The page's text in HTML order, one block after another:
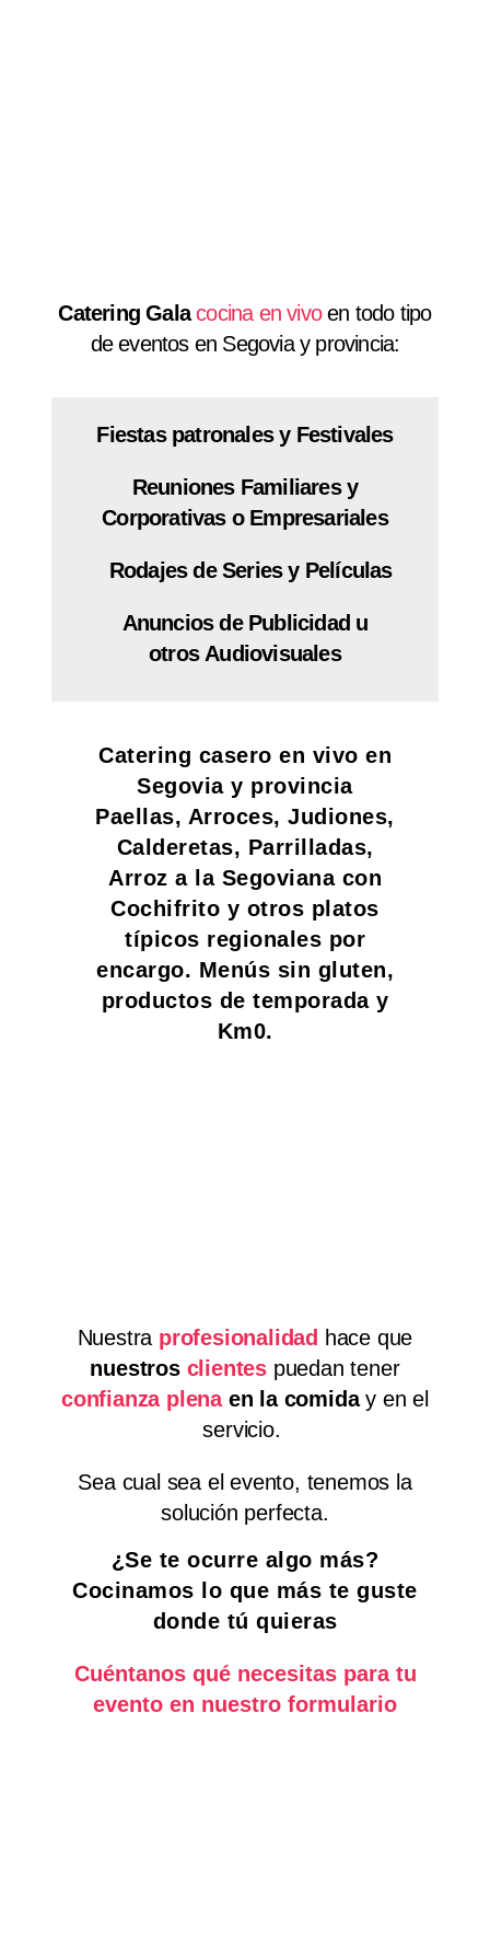
Catering Gala cocina en vivoen todo tipo
de eventos en Segovia y provincia:
Fiestas patronales y Festivales
Reuniones Familiares y
Corporativas o Empresariales
Rodajes de Series y Películas
Anuncios de Publicidad u
otros Audiovisuales
Catering casero en vivo en
Segovia y provincia
Paellas, Arroces, Judiones,
Calderetas, Parrilladas,
Arroz a la Segoviana con
Cochifrito y otros platos
típicos regionales por
encargo. Menús sin gluten,
productos de temporada y
Km0.
Nuestra profesionalidad hace que
nuestros clientes puedan tener
confianza plenaen la comiday en el
servicio.
Sea cual sea el evento, tenemos la
solución perfecta.
¿Se te ocurre algo más?
Cocinamos lo que más te guste
donde tú quieras
Cuéntanos qué necesitas para tu
evento en nuestro formulario